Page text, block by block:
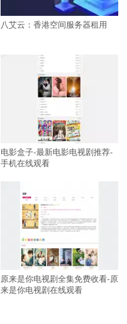
八艾云：香港空间服务器租用
电影盒子-最新电影电视剧推荐-
手机在线观看
原来是你电视剧全集免费收看-原
来是你电视剧在线观看